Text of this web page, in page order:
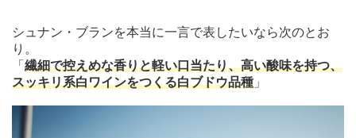
シュナン・ブランを本当に一言で表したいなら次のとお
り。
「 繊細で控えめな香りと軽い口当たり、高い酸味を持つ、
スッキリ系白ワインをつくる白ブドウ品種 」